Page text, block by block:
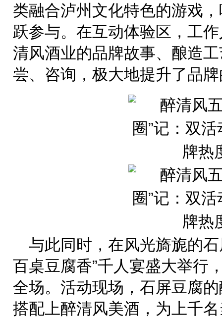
类融合泸州文化特色的游戏
跃参与。在互动体验区，工
清风酒业的品牌故事、酿造
尝、咨询，极大地提升了品
与此同时，在风光旖旎的
百桌豆腐香”千人宴盛大举行
全场。活动现场，石屏豆腐
搭配上醉清风美酒，为上千